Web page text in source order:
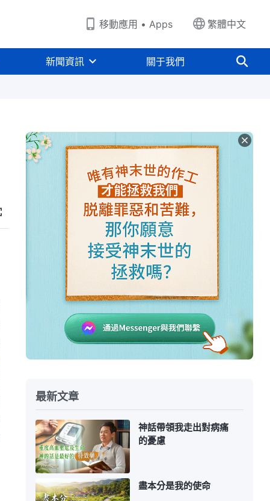
移動應用 • Apps 繁體中文
新聞資訊 關于我們
最新文章
神話帶領我走出對病痛
的憂慮
盡本分是我的使命